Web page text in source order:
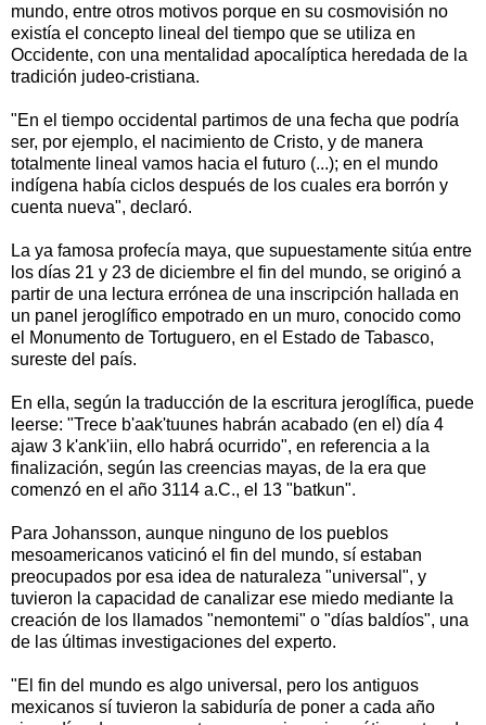
mundo, entre otros motivos porque en su cosmovisión no
existía el concepto lineal del tiempo que se utiliza en
Occidente, con una mentalidad apocalíptica heredada de la
tradición judeo-cristiana.
"En el tiempo occidental partimos de una fecha que podría
ser, por ejemplo, el nacimiento de Cristo, y de manera
totalmente lineal vamos hacia el futuro (...); en el mundo
indígena había ciclos después de los cuales era borrón y
cuenta nueva", declaró.
La ya famosa profecía maya, que supuestamente sitúa entre
los días 21 y 23 de diciembre el fin del mundo, se originó a
partir de una lectura errónea de una inscripción hallada en
un panel jeroglífico empotrado en un muro, conocido como
el Monumento de Tortuguero, en el Estado de Tabasco,
sureste del país.
En ella, según la traducción de la escritura jeroglífica, puede
leerse: "Trece b'aak'tuunes habrán acabado (en el) día 4
ajaw 3 k'ank'iin, ello habrá ocurrido", en referencia a la
finalización, según las creencias mayas, de la era que
comenzó en el año 3114 a.C., el 13 "batkun".
Para Johansson, aunque ninguno de los pueblos
mesoamericanos vaticinó el fin del mundo, sí estaban
preocupados por esa idea de naturaleza "universal", y
tuvieron la capacidad de canalizar ese miedo mediante la
creación de los llamados "nemontemi" o "días baldíos", una
de las últimas investigaciones del experto.
"El fin del mundo es algo universal, pero los antiguos
mexicanos sí tuvieron la sabiduría de poner a cada año